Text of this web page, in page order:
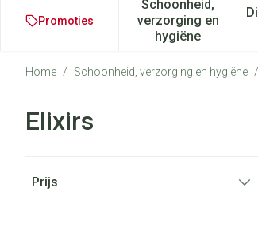
Promoties
Schoonheid,
verzorging en
hygiëne
Toon
Home / Schoonheid, verzorging en hygiëne /
Elixirs
Prijs